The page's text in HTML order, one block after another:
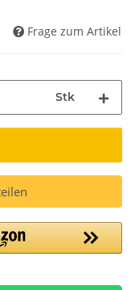
Frage zum Artikel
Stk